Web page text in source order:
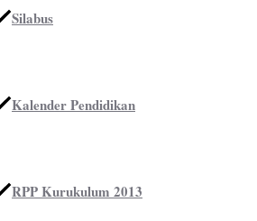
Silabus
Kalender Pendidikan
RPP Kurukulum 2013